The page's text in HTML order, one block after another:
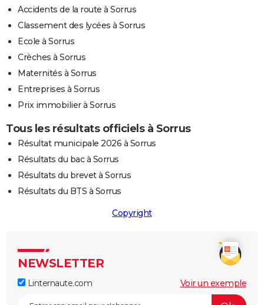
Accidents de la route à Sorrus
Classement des lycées à Sorrus
Ecole à Sorrus
Crèches à Sorrus
Maternités à Sorrus
Entreprises à Sorrus
Prix immobilier à Sorrus
Tous les résultats officiels à Sorrus
Résultat municipale 2026 à Sorrus
Résultats du bac à Sorrus
Résultats du brevet à Sorrus
Résultats du BTS à Sorrus
Copyright
NEWSLETTER
Linternaute.com Voir un exemple